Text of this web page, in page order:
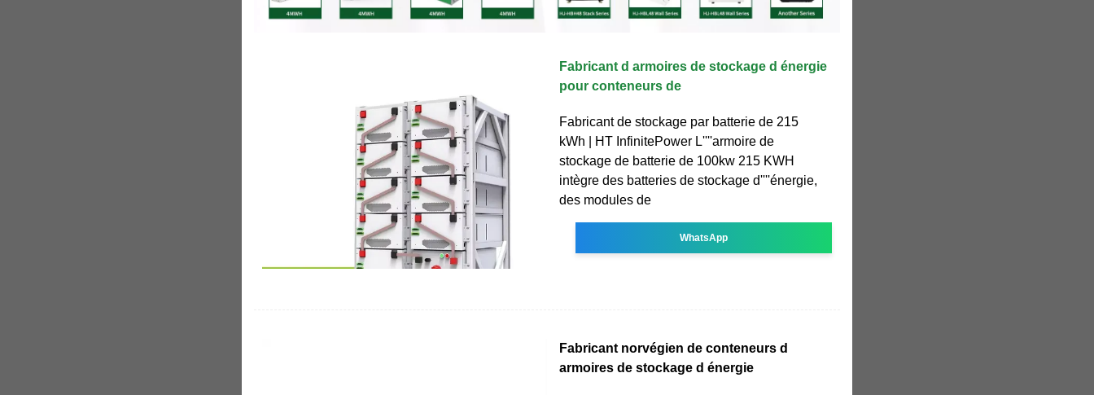
Fabricant d armoires de stockage d énergie
pour conteneurs de
Fabricant de stockage par batterie de 215
kWh | HT InfinitePower L''''armoire de
stockage de batterie de 100kw 215 KWH
intègre des batteries de stockage d''''énergie,
des modules de
WhatsApp
Fabricant norvégien de conteneurs d
armoires de stockage d énergie